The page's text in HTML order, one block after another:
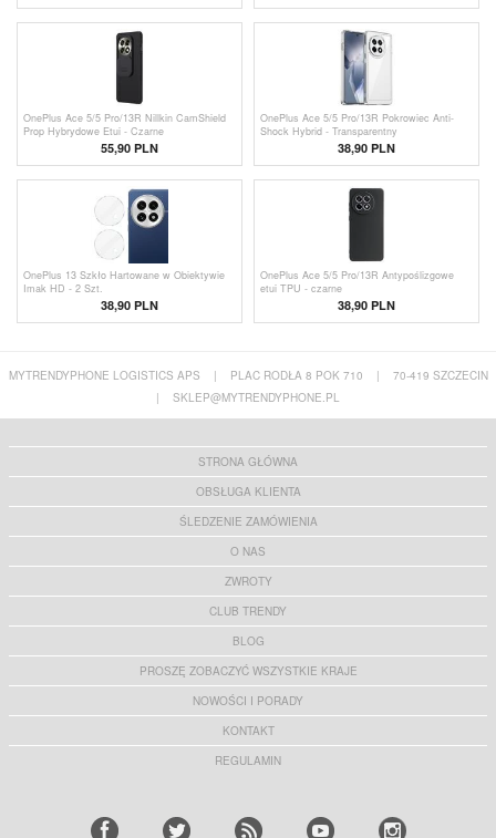
OnePlus Ace 5/5 Pro/13R Nillkin CamShield
Prop Hybrydowe Etui - Czarne
55,90 PLN
OnePlus Ace 5/5 Pro/13R Pokrowiec Anti-
Shock Hybrid - Transparentny
38,90 PLN
OnePlus 13 Szkło Hartowane w Obiektywie
Imak HD - 2 Szt.
38,90 PLN
OnePlus Ace 5/5 Pro/13R Antypoślizgowe
etui TPU - czarne
38,90 PLN
MYTRENDYPHONE LOGISTICS APS | PLAC RODŁA 8 POK 710 |
70-419 SZCZECIN
|
SKLEP@MYTRENDYPHONE.PL
STRONA GŁÓWNA
OBSŁUGA KLIENTA
ŚLEDZENIE ZAMÓWIENIA
O NAS
ZWROTY
CLUB TRENDY
BLOG
PROSZĘ ZOBACZYĆ WSZYSTKIE KRAJE
NOWOŚCI I PORADY
KONTAKT
REGULAMIN